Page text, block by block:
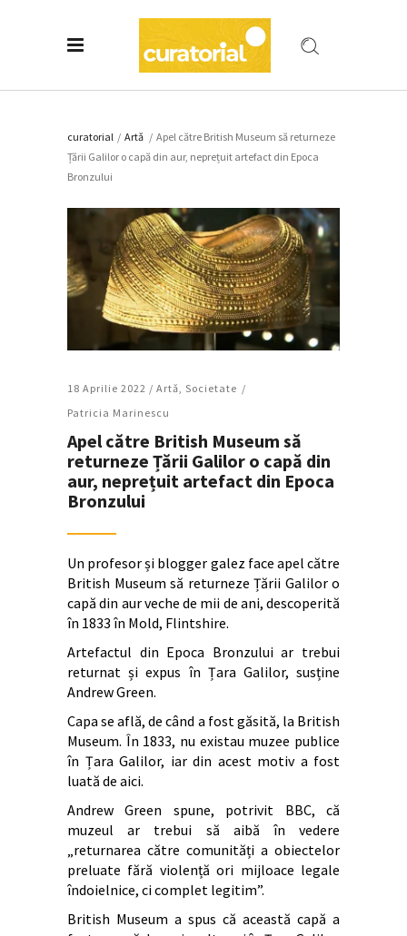
curatorial / Artǎ / Apel către British Museum să returneze
Țării Galilor o capă din aur, neprețuit artefact din Epoca
Bronzului
18 Aprilie 2022 / Artǎ, Societate
Patricia Marinescu
Apel către British Museum să
returneze Țării Galilor o capă din
aur, neprețuit artefact din Epoca
Bronzului
Un profesor și blogger galez face apel către
British Museum să returneze Țării Galilor o
capă din aur veche de mii de ani, descoperită
în 1833 în Mold, Flintshire.
Artefactul din Epoca Bronzului ar trebui
returnat și expus în Țara Galilor, susține
Andrew Green.
Capa se află, de când a fost găsită, la British
Museum. În 1833, nu existau muzee publice
în Țara Galilor, iar din acest motiv a fost
luată de aici.
Andrew Green spune, potrivit BBC, că
muzeul ar trebui să aibă în vedere
„returnarea către comunități a obiectelor
preluate fără violență ori mijloace legale
îndoielnice, ci complet legitim”.
British Museum a spus că această capă a